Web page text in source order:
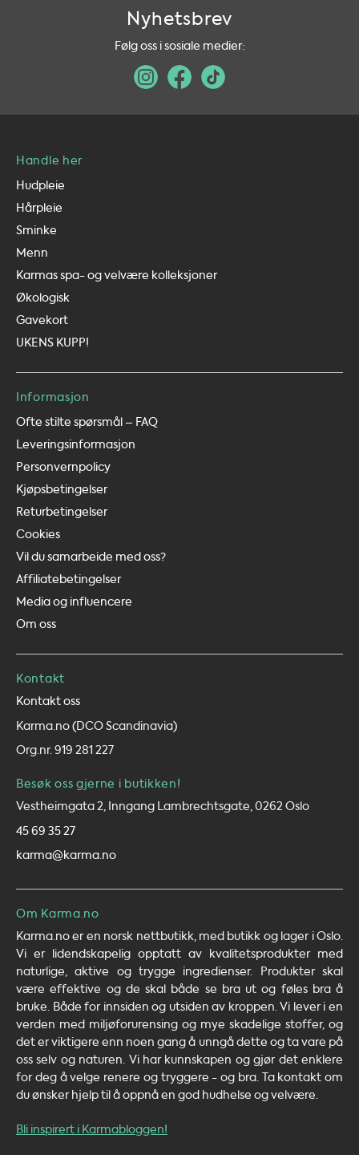
produktsiden
Nyhetsbrev
Følg oss i sosiale medier:
Handle her
Hudpleie
Hårpleie
Sminke
Menn
Karmas spa- og velvære kolleksjoner
Økologisk
Gavekort
UKENS KUPP!
Informasjon
Ofte stilte spørsmål – FAQ
Leveringsinformasjon
Personvernpolicy
Kjøpsbetingelser
Returbetingelser
Cookies
Vil du samarbeide med oss?
Affiliatebetingelser
Media og influencere
Om oss
Kontakt
Kontakt oss
Karma.no (DCO Scandinavia)
Org.nr. 919 281 227
Besøk oss gjerne i butikken!
Vestheimgata 2, Inngang Lambrechtsgate, 0262 Oslo
45 69 35 27
karma@karma.no
Om Karma.no
Karma.no er en norsk nettbutikk, med butikk og lager i Oslo.
Vi er lidendskapelig opptatt av kvalitetsprodukter med
naturlige, aktive og trygge ingredienser. Produkter skal
være effektive og de skal både se bra ut og føles bra å
bruke. Både for innsiden og utsiden av kroppen. Vi lever i en
verden med miljøforurensing og mye skadelige stoffer, og
det er viktigere enn noen gang å unngå dette og ta vare på
oss selv og naturen. Vi har kunnskapen og gjør det enklere
for deg å velge renere og tryggere - og bra. Ta kontakt om
du ønsker hjelp til å oppnå en god hudhelse og velvære.
Bli inspirert i Karmabloggen!